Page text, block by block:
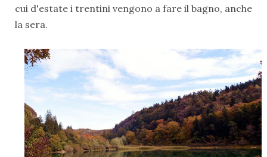
cui d'estate i trentini vengono a fare il bagno, anche
la sera.